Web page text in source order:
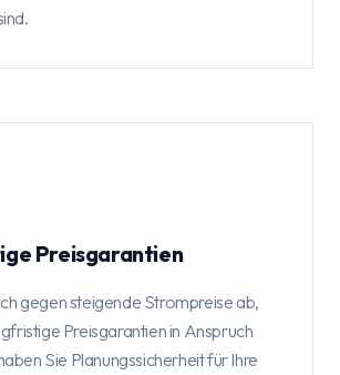
Preisgarantien
gegen steigende Strompreise ab,
Preisgarantien in Anspruch
Sie Planungssicherheit für Ihre